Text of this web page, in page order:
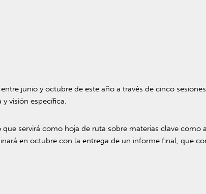
junio y octubre de este año a través de cinco
visión específica.
servirá como hoja de ruta sobre materias clave como
en octubre con la entrega de un informe final, que